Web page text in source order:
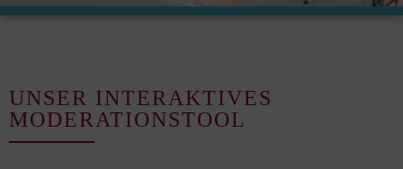
UNSER INTERAKTIVES
MODERATIONSTOOL